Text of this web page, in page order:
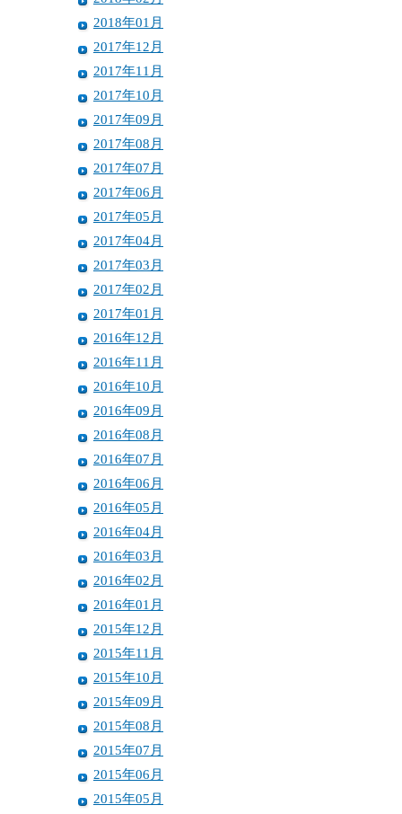
2018年01月
2017年12月
2017年11月
2017年10月
2017年09月
2017年08月
2017年07月
2017年06月
2017年05月
2017年04月
2017年03月
2017年02月
2017年01月
2016年12月
2016年11月
2016年10月
2016年09月
2016年08月
2016年07月
2016年06月
2016年05月
2016年04月
2016年03月
2016年02月
2016年01月
2015年12月
2015年11月
2015年10月
2015年09月
2015年08月
2015年07月
2015年06月
2015年05月